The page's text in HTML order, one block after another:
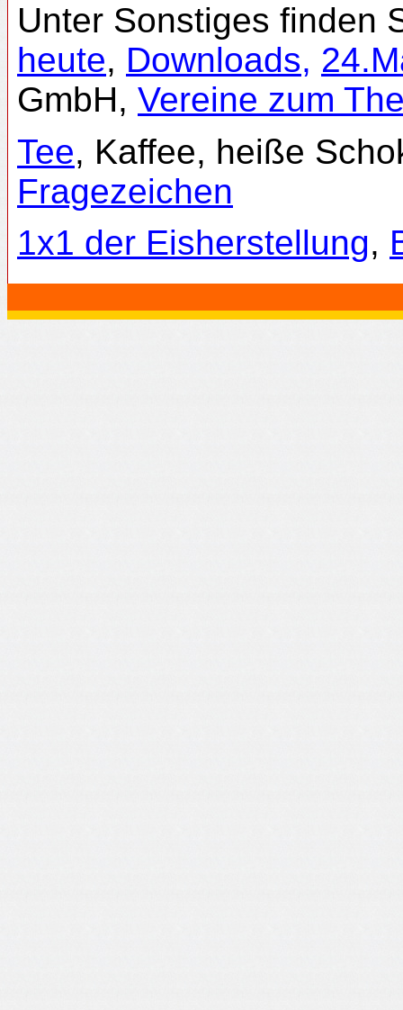
Unter Sonstiges finden
heute, Downloads,
GmbH, Vereine zum
Tee, Kaffee, heiße
Fragezeichen
1x1 der Eisherstellung,